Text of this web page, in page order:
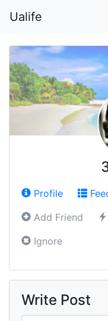
Ualife
Profile
Add Friend
Ignore
Write Post